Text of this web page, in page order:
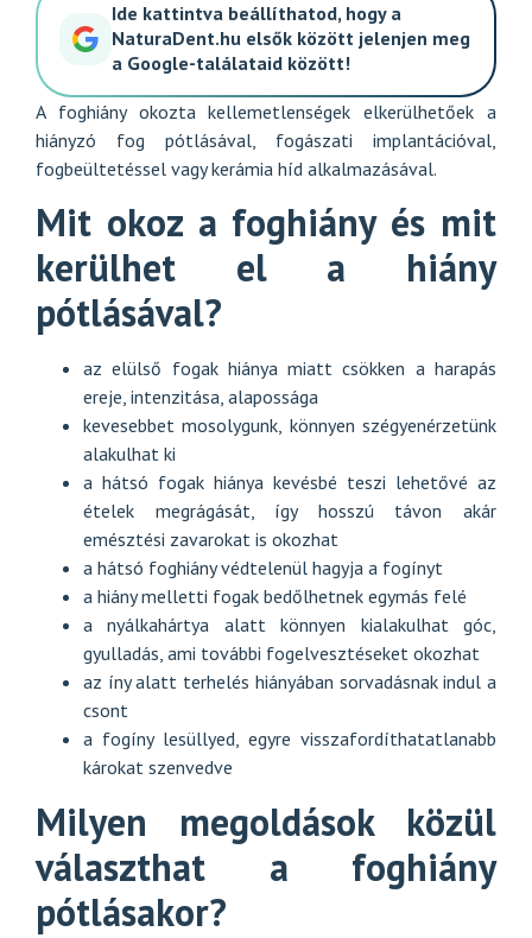
Ide kattintva beállíthatod, hogy a
NaturaDent.hu elsők között jelenjen meg
a Google-találataid között!
A foghiány okozta kellemetlenségek elkerülhetőek a
hiányzó fog pótlásával, fogászati implantációval,
fogbeültetéssel vagy kerámia híd alkalmazásával.
Mit okoz a foghiány és mit
kerülhet el a hiány
pótlásával?
az elülső fogak hiánya miatt csökken a harapás
ereje, intenzitása, alapossága
kevesebbet mosolygunk, könnyen szégyenérzetünk
alakulhat ki
a hátsó fogak hiánya kevésbé teszi lehetővé az
ételek megrágását, így hosszú távon akár
emésztési zavarokat is okozhat
a hátsó foghiány védtelenül hagyja a fogínyt
a hiány melletti fogak bedőlhetnek egymás felé
a nyálkahártya alatt könnyen kialakulhat góc,
gyulladás, ami további fogelvesztéseket okozhat
az íny alatt terhelés hiányában sorvadásnak indul a
csont
a fogíny lesüllyed, egyre visszafordíthatatlanabb
károkat szenvedve
Milyen megoldások közül
választhat a foghiány
pótlásakor?